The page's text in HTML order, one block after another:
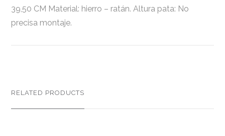
39,50 CM Material: hierro – ratán. Altura pata: No
precisa montaje.
RELATED PRODUCTS